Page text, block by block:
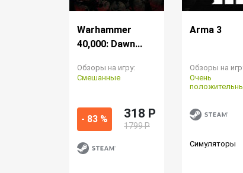
Warhammer
40,000: Dawn...
Обзоры на игру:
Смешанные
- 83 % 318 P
1799 Р
Arma 3
Обзоры на
Очень
Симуляторы